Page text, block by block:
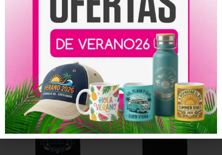
Productos relacionados